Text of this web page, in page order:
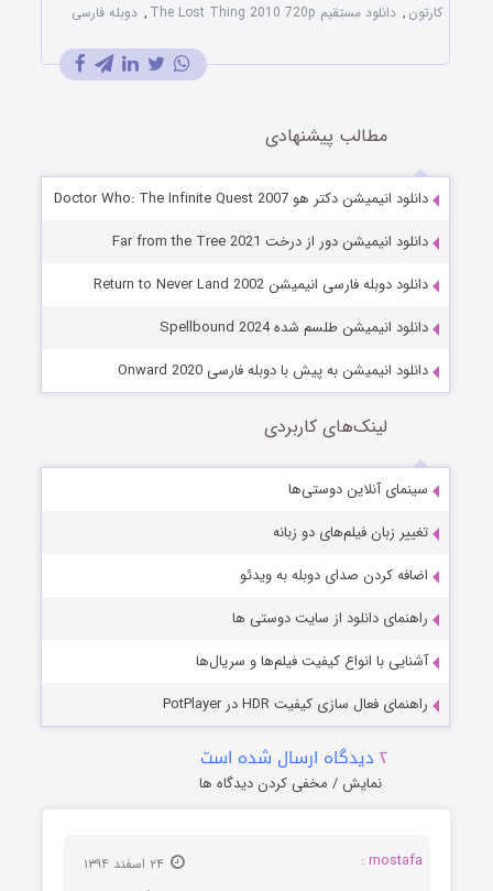
کارتون , دانلود مستقیم The Lost Thing 2010 720p , دوبله فارسی
مطالب پیشنهادی
دانلود انیمیشن دکتر هو Doctor Who: The Infinite Quest 2007
دانلود انیمیشن دور از درخت Far from the Tree 2021
دانلود دوبله فارسی انیمیشن Return to Never Land 2002
دانلود انیمیشن طلسم شده Spellbound 2024
دانلود انیمیشن به پیش با دوبله فارسی Onward 2020
لینک‌های کاربردی
سینمای آنلاین دوستی‌ها
تغییر زبان فیلم‌های دو زبانه
اضافه کردن صدای دوبله به ویدئو
راهنمای دانلود از سایت دوستی ها
آشنایی با انواع کیفیت فیلم‌ها و سریال‌ها
راهنمای فعال سازی کیفیت HDR در PotPlayer
۲ دیدگاه ارسال شده است
نمایش / مخفی کردن دیدگاه ها
mostafa :